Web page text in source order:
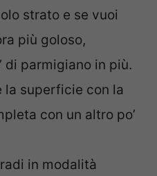
strato e se vuoi
più goloso,
di parmigiano in più.
la superficie con la
con un altro po’
in modalità